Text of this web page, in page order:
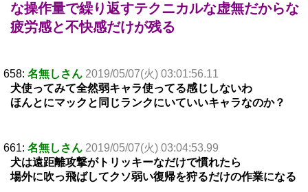
な操作量で繰り返すテクニカルな虚無だからな
疲労感と不快感だけが残る
658: 名無しさん 2019/05/07(火) 03:01:56.11
犬使ってみて全然弱キャラ使ってる感じしないわ
ほんとにマックと同じランクにいていいキャラなのか？
661: 名無しさん 2019/05/07(火) 03:04:53.99
犬は遠距離攻撃がトリッキーなだけで慣れたら
場外に吹っ飛ばしてクソ弱い復帰を狩るだけの作業になる